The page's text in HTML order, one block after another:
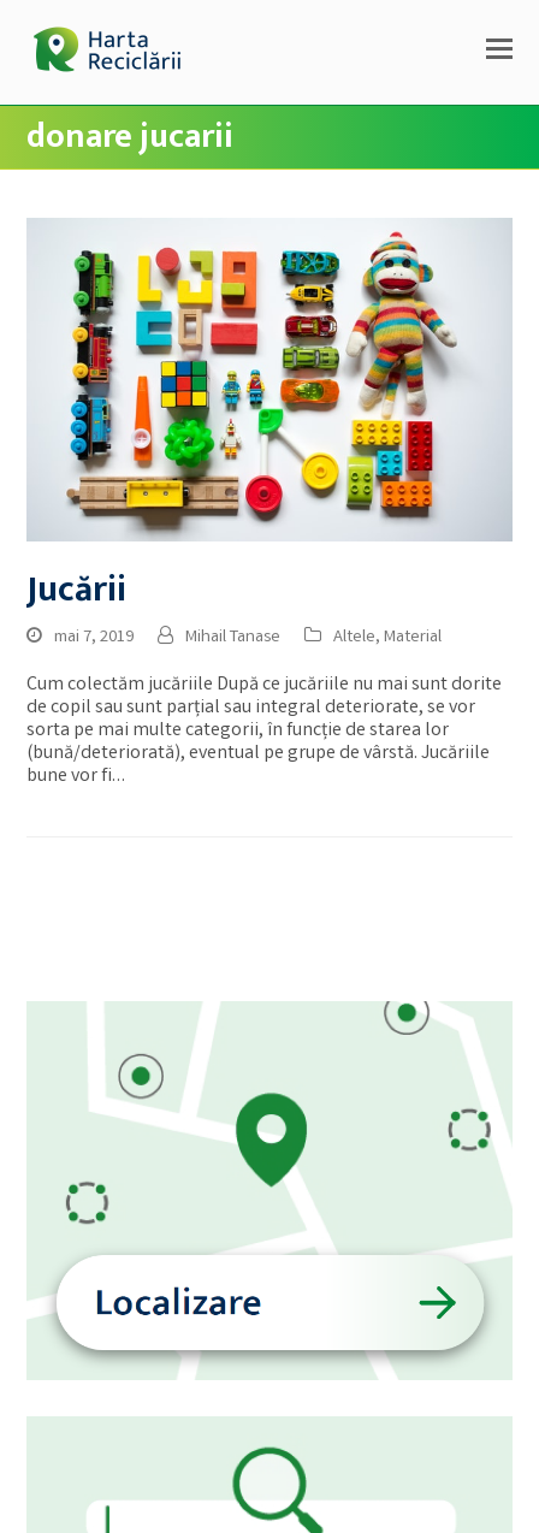
donare jucarii
Jucării
mai 7, 2019 Mihail Tanase Altele,Material
Cum colectăm jucăriile După ce jucăriile nu mai sunt dorite
de copil sau sunt parțial sau integral deteriorate, se vor
sorta pe mai multe categorii, în funcție de starea lor
(bună/deteriorată), eventual pe grupe de vârstă. Jucăriile
bune vor fi…